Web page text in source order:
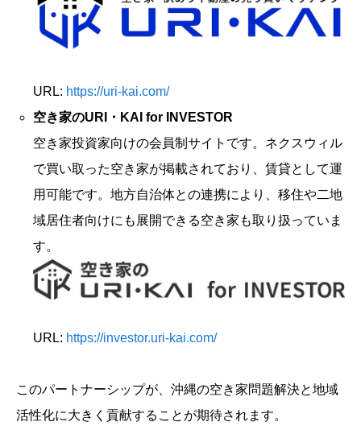
URL: https://uri-kai.com/
空き家のURI・KAI for INVESTOR
空き家投資家向けの会員制サイトです。ネクスウィル
で買い取った空き家が掲載されており、賃貸として運
用可能です。地方自治体との連携により、移住や二地
域居住者向けにも展開できる空き家も取り扱っていま
す。
URL: https://investor.uri-kai.com/
このパートナーシップが、沖縄の空き家問題解決と地域
活性化に大きく貢献することが期待されます。